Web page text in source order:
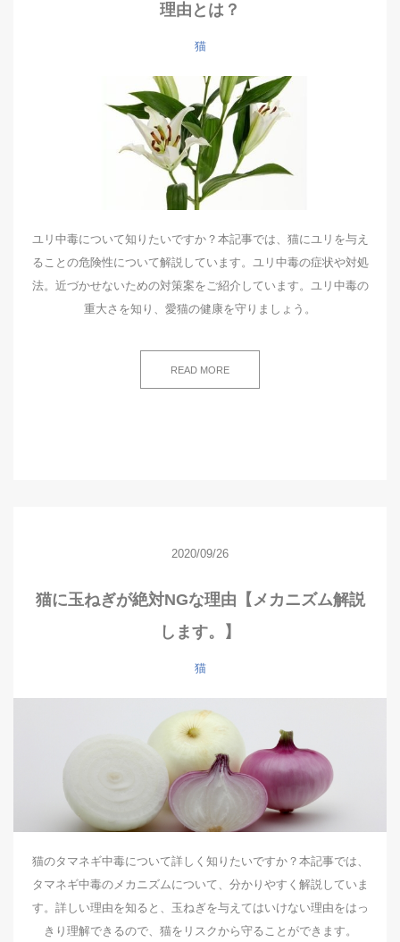
理由とは？
猫
ユリ中毒について知りたいですか？本記事では、猫にユリを与え
ることの危険性について解説しています。ユリ中毒の症状や対処
法。近づかせないための対策案をご紹介しています。ユリ中毒の
重大さを知り、愛猫の健康を守りましょう。
READ MORE
2020/09/26
猫に玉ねぎが絶対NGな理由【メカニズム解説
します。】
猫
猫のタマネギ中毒について詳しく知りたいですか？本記事では、
タマネギ中毒のメカニズムについて、分かりやすく解説していま
す。詳しい理由を知ると、玉ねぎを与えてはいけない理由をはっ
きり理解できるので、猫をリスクから守ることができます。